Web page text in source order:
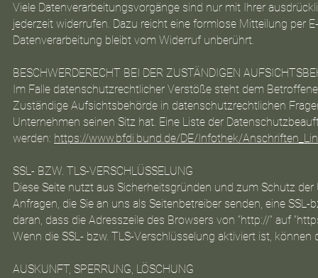
Viele Datenverarbeitungsvorgänge sind nur mit Ihrer
jederzeit widerrufen. Dazu reicht eine formlose Mitteilung per
Datenverarbeitung bleibt vom Widerruf unberührt.
BESCHWERDERECHT BEI DER ZUSTÄNDIGEN
Im Falle datenschutzrechtlicher Verstöße steht dem
Zuständige Aufsichtsbehörde in datenschutzrechtlichen
Unternehmen seinen Sitz hat. Eine Liste der
werden: https://www.bfdi.bund.de/DE/Infothek/
SSL- BZW. TLS-VERSCHLÜSSELUNG
Diese Seite nutzt aus Sicherheitsgründen und zum Schutz
Anfragen, die Sie an uns als Seitenbetreiber senden, eine
daran, dass die Adresszeile des Browsers von “http://” auf
Wenn die SSL- bzw. TLS-Verschlüsselung aktiviert ist,
AUSKUNFT, SPERRUNG, LÖSCHUNG